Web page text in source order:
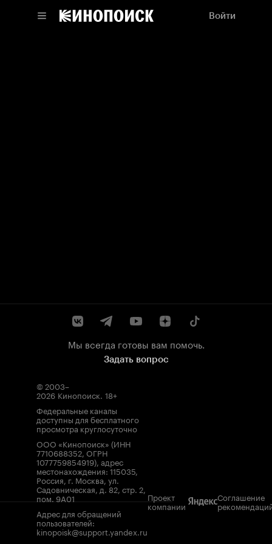
Войти
Мы всегда готовы вам помочь.
Задать вопрос
© 2003–
2026 Кинопоиск. 18+
Федеральные каналы
доступны для бесплатного
просмотра круглосуточно
ООО «Кинопоиск» (ИНН
7710688352, ОГРН
1077759854919), адрес
местонахождения: 115035,
Россия, г. Москва, ул.
Садовническая, д. 82, стр. 2,
пом. 9А01
Адрес для обращений
пользователей:
kinopoisk@support.yandex.ru
Проект
компании
Соглашение